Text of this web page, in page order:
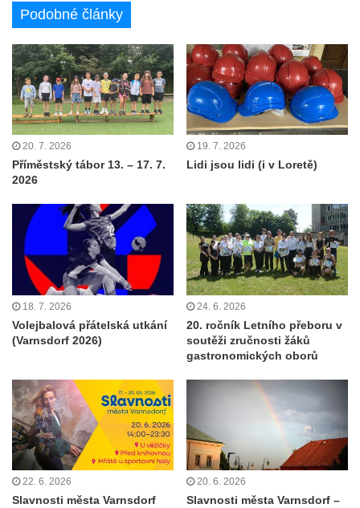
Podobné články
20. 7. 2026
Příměstský tábor 13. – 17. 7.
2026
19. 7. 2026
Lidi jsou lidi (i v Loretě)
18. 7. 2026
Volejbalová přátelská utkání
(Varnsdorf 2026)
24. 6. 2026
20. ročník Letního přeboru v
soutěži zručnosti žáků
gastronomických oborů
22. 6. 2026
Slavnosti města Varnsdorf
20. 6. 2026
Slavnosti města Varnsdorf –